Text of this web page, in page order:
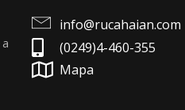
info@rucahaian.com
(0249)4-460-355
Mapa